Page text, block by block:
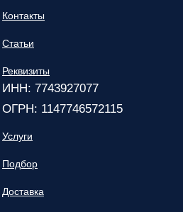
Контакты
Статьи
Реквизиты
ИНН: 7743927077
ОГРН: 1147746572115
Услуги
Подбор
Доставка